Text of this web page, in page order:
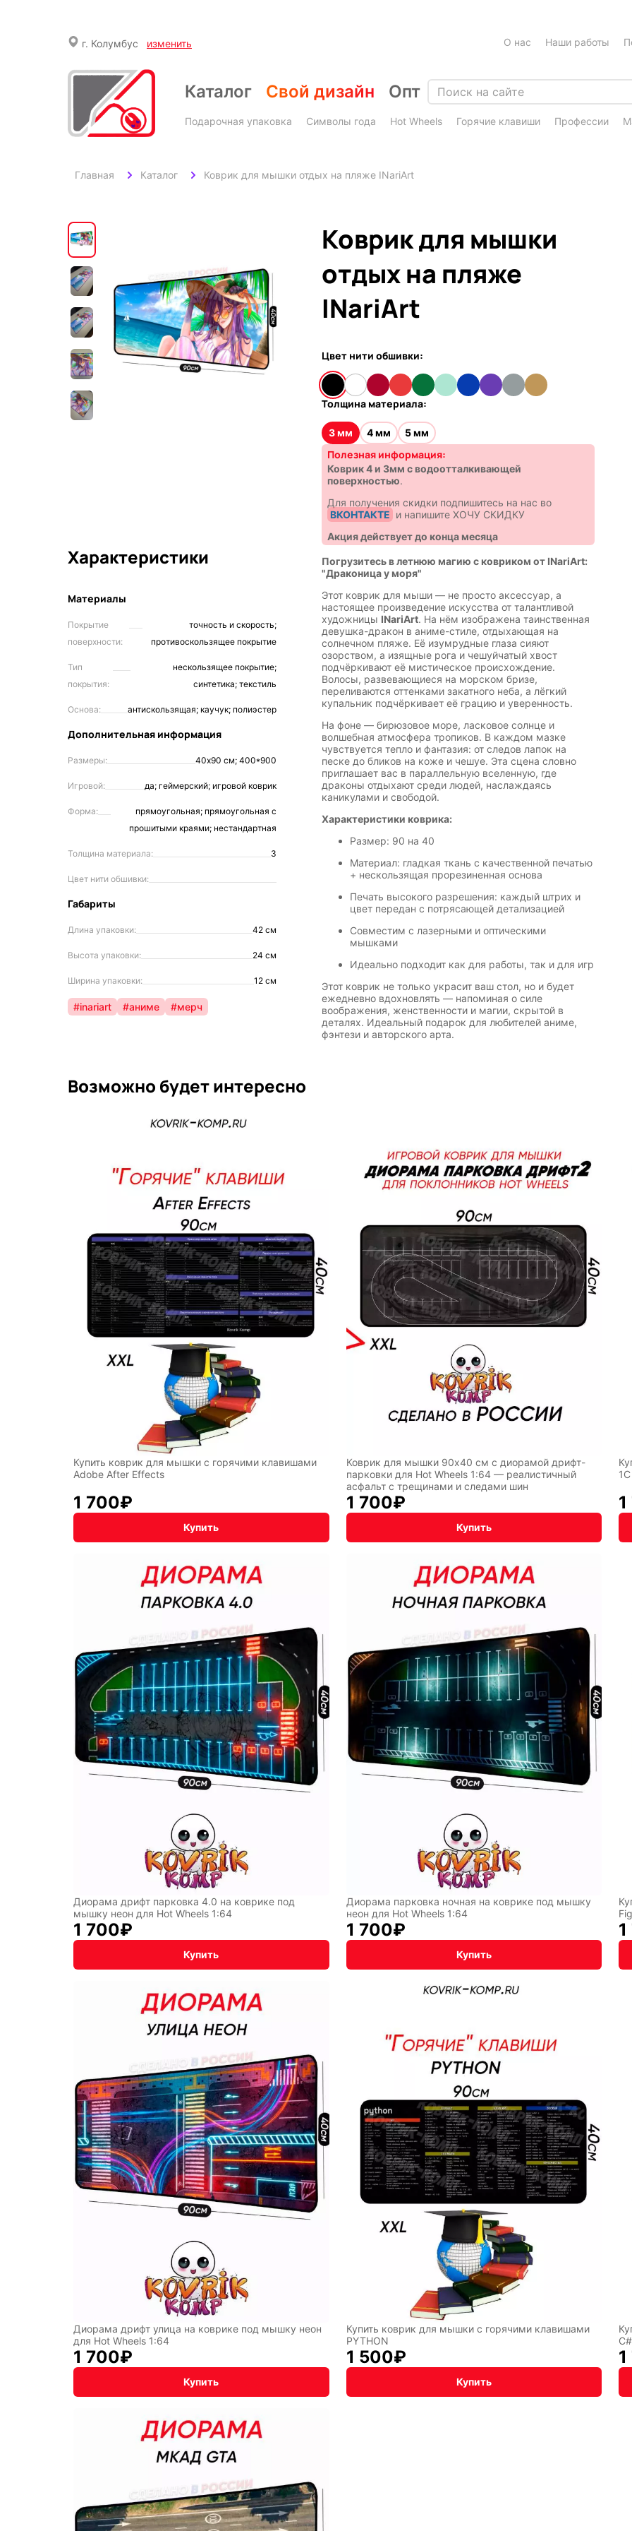
г. Колумбус изменить О нас Наши работы
Каталог Свой дизайн Опт
Подарочная упаковка Символы года Hot Wheels Горячие клавиши Профессии
Главная Каталог Коврик для мышки отдых на пляже INariArt
Коврик для мышки
отдых на пляже
INariArt
Цвет нити обшивки:
Толщина материала:
3 мм 4 мм 5 мм
Полезная информация:
Коврик 4 и 3мм с водоотталкивающей
поверхностью.
Для получения скидки подпишитесь на нас во
ВКОНТАКТЕ и напишите ХОЧУ СКИДКУ
Акция действует до конца месяца
Характеристики
Материалы
Покрытие
поверхности:
точность и скорость;
противоскользящее покрытие
Тип
покрытия:
нескользящее покрытие;
синтетика; текстиль
Основа: антискользящая; каучук; полиэстер
Дополнительная информация
Размеры: 40х90 см; 400*900
Игровой: да; геймерский; игровой коврик
Форма:
прямоугольная; прямоугольная с
прошитыми краями; нестандартная
Толщина материала: 3
Цвет нити обшивки:
Габариты
Длина упаковки: 42 см
Высота упаковки: 24 см
Ширина упаковки: 12 см
#inariart #аниме #мерч
Погрузитесь в летнюю магию с ковриком от INariArt:
"Драконица у моря"
Этот коврик для мыши — не просто аксессуар, а
настоящее произведение искусства от талантливой
художницы INariArt. На нём изображена таинственная
девушка-дракон в аниме-стиле, отдыхающая на
солнечном пляже. Её изумрудные глаза сияют
озорством, а изящные рога и чешуйчатый хвост
подчёркивают её мистическое происхождение.
Волосы, развевающиеся на морском бризе,
переливаются оттенками закатного неба, а лёгкий
купальник подчёркивает её грацию и уверенность.
На фоне — бирюзовое море, ласковое солнце и
волшебная атмосфера тропиков. В каждом мазке
чувствуется тепло и фантазия: от следов лапок на
песке до бликов на коже и чешуе. Эта сцена словно
приглашает вас в параллельную вселенную, где
драконы отдыхают среди людей, наслаждаясь
каникулами и свободой.
Характеристики коврика:
Размер: 90 на 40
Материал: гладкая ткань с качественной печатью
+ нескользящая прорезиненная основа
Печать высокого разрешения: каждый штрих и
цвет передан с потрясающей детализацией
Совместим с лазерными и оптическими
мышками
Идеально подходит как для работы, так и для игр
Этот коврик не только украсит ваш стол, но и будет
ежедневно вдохновлять — напоминая о силе
воображения, женственности и магии, скрытой в
деталях. Идеальный подарок для любителей аниме,
фэнтези и авторского арта.
Возможно будет интересно
Купить коврик для мышки с горячими клавишами
Adobe After Effects
1 700₽
Купить
Коврик для мышки 90x40 см с диорамой дрифт-
парковки для Hot Wheels 1:64 — реалистичный
асфальт с трещинами и следами шин
1 700₽
Купить
Диорама дрифт парковка 4.0 на коврике под
мышку неон для Hot Wheels 1:64
1 700₽
Купить
Диорама парковка ночная на коврике под мышку
неон для Hot Wheels 1:64
1 700₽
Купить
Диорама дрифт улица на коврике под мышку неон
для Hot Wheels 1:64
1 700₽
Купить
Купить коврик для мышки с горячими клавишами
PYTHON
1 500₽
Купить
C#
Символы
Wheels
Мария
Кудряшка
По
мотивам
игр
СССР Аниме
Абстракция Космос
Подарочная упаковка
Текущий:Колумбус